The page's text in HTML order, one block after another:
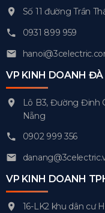
Số 11 đường Trần
0931 899 959
VP KINH DOANH ĐÀ
Lô B3, Đường Đinh
Nẵng
0902 999 356
VP KINH DOANH
16-LK2 khu dân cư